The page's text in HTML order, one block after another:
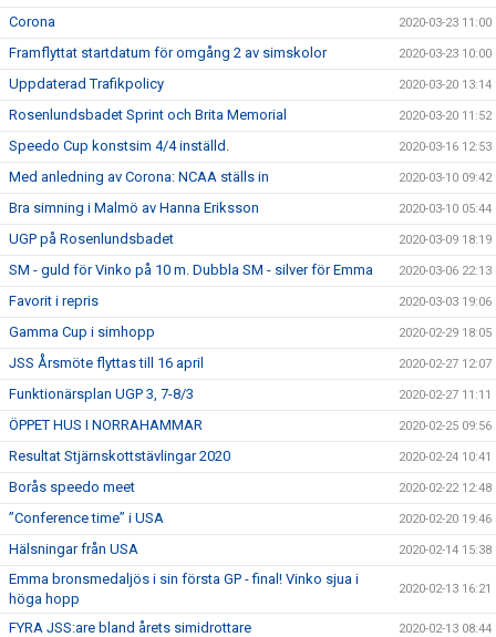
Corona 2020-03-23 11:00
Framflyttat startdatum för omgång 2 av simskolor 2020-03-23 10:00
Uppdaterad Trafikpolicy 2020-03-20 13:14
Rosenlundsbadet Sprint och Brita Memorial 2020-03-20 11:52
Speedo Cup konstsim 4/4 inställd. 2020-03-16 12:53
Med anledning av Corona: NCAA ställs in 2020-03-10 09:42
Bra simning i Malmö av Hanna Eriksson 2020-03-10 05:44
UGP på Rosenlundsbadet 2020-03-09 18:19
SM - guld för Vinko på 10 m. Dubbla SM - silver för Emma 2020-03-06 22:13
Favorit i repris 2020-03-03 19:06
Gamma Cup i simhopp 2020-02-29 18:05
JSS Årsmöte flyttas till 16 april 2020-02-27 12:07
Funktionärsplan UGP 3, 7-8/3 2020-02-27 11:11
ÖPPET HUS I NORRAHAMMAR 2020-02-25 09:56
Resultat Stjärnskottstävlingar 2020 2020-02-24 10:41
Borås speedo meet 2020-02-22 12:48
”Conference time” i USA 2020-02-20 19:46
Hälsningar från USA 2020-02-14 15:38
Emma bronsmedaljös i sin första GP - final! Vinko sjua i
höga hopp
2020-02-13 16:21
FYRA JSS:are bland årets simidrottare 2020-02-13 08:44